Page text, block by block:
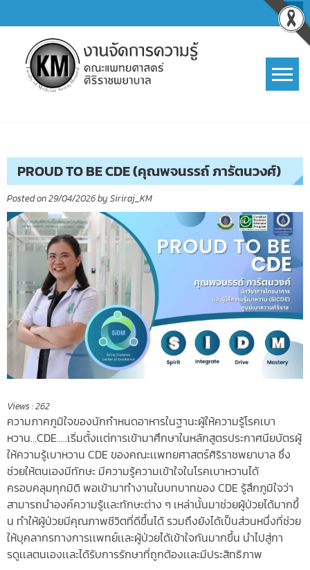
to
content
PROUD TO BE CDE (คุณพจนรรถ์ ภารัตนวงศ์)
Posted on29/04/2026by Siriraj_KM
Views :262
ความภาคภูมิใจของนักกำหนดอาหารในฐานะผู้ให้ความรู้โรคเบา
หวาน…CDE…..เริ่มตั้งเเต่การเข้ามาศึกษาในหลักสูตรประกาศนียบัตรผู้
ให้ความรู้เบาหวาน CDE ของคณะเเพทยศาสตร์ศิริราชพยาบาล ซึ่ง
ช่วยให้ตนเองมีทักษะ มีความรู้ความเข้าใจในโรคเบาหวานได้
ครอบคลุมทุกมิติ พอเข้ามาทำงานในบทบาทของ CDE รู้สึกภูมิใจว่า
สามารถนำองค์ความรู้เเละทักษะต่าง ๆ เหล่านั้นมาช่วยผู้ป่วยได้มากขึ้
น ทำให้ผู้ป่วยมีคุณภาพชีวิตที่ดีขึ้นได้ รวมถึงยังได้เป็นส่วนหนึ่งที่ช่วย
ให้บุคลากรทางการเเพทย์เเละผู้ป่วยได้เข้าใจกันมากขึ้น นำไปสู่กา
รดูเเลตนเองเเละได้รับการรักษาที่ถูกต้องเเละมีประสิทธิภาพ